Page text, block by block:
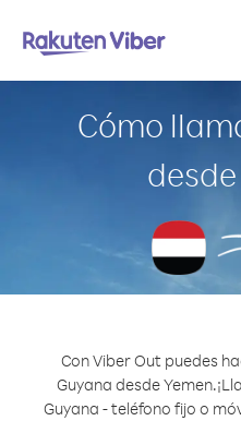
Cómo
Con Viber Out puedes
Guyana desde Yemen.
Guyana - teléfono fijo o